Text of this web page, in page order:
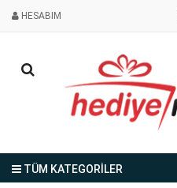
HESABIM
TÜM KATEGORİLER